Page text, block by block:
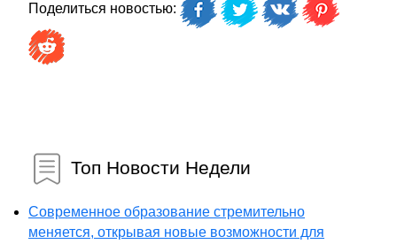
Поделиться новостью:
Топ Новости Недели
Современное образование стремительно
меняется, открывая новые возможности для